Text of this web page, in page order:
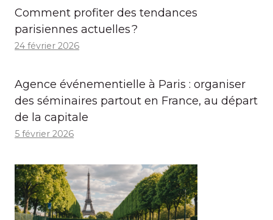
Comment profiter des tendances
parisiennes actuelles ?
24 février 2026
Agence événementielle à Paris : organiser
des séminaires partout en France, au départ
de la capitale
5 février 2026